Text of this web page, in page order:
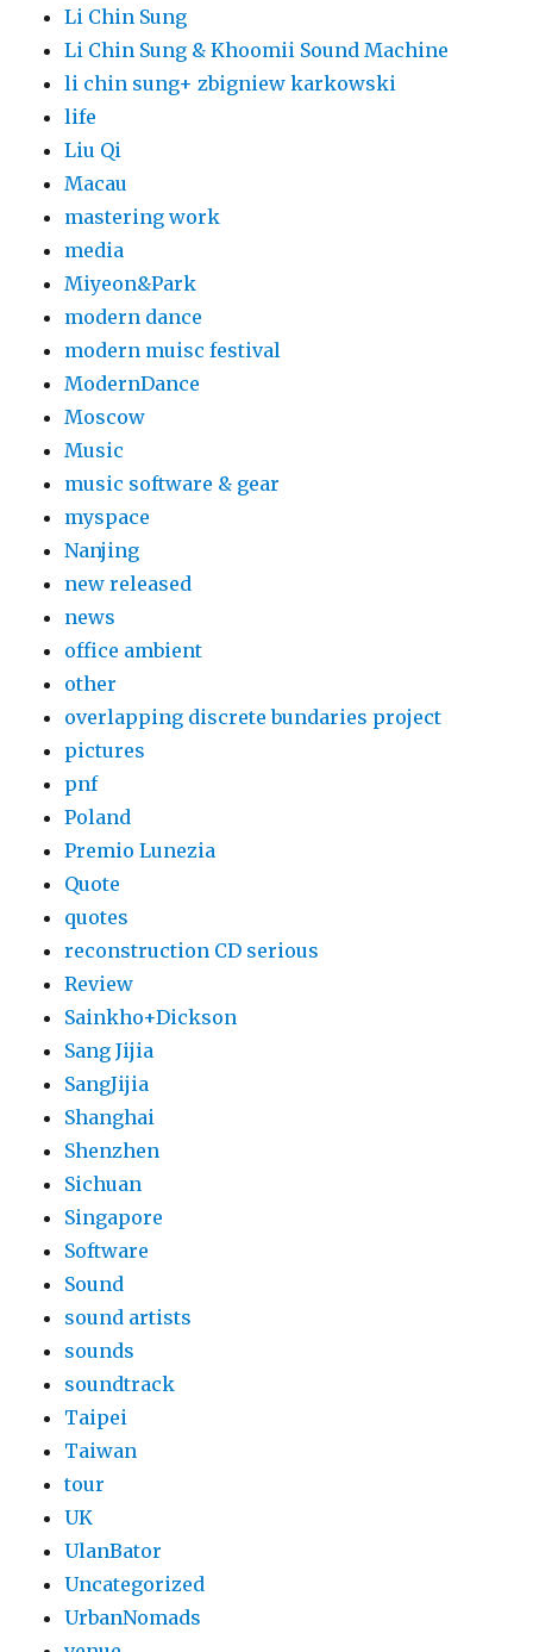
Li Chin Sung
Li Chin Sung & Khoomii Sound Machine
li chin sung+ zbigniew karkowski
life
Liu Qi
Macau
mastering work
media
Miyeon&Park
modern dance
modern muisc festival
ModernDance
Moscow
Music
music software & gear
myspace
Nanjing
new released
news
office ambient
other
overlapping discrete bundaries project
pictures
pnf
Poland
Premio Lunezia
Quote
quotes
reconstruction CD serious
Review
Sainkho+Dickson
Sang Jijia
SangJijia
Shanghai
Shenzhen
Sichuan
Singapore
Software
Sound
sound artists
sounds
soundtrack
Taipei
Taiwan
tour
UK
UlanBator
Uncategorized
UrbanNomads